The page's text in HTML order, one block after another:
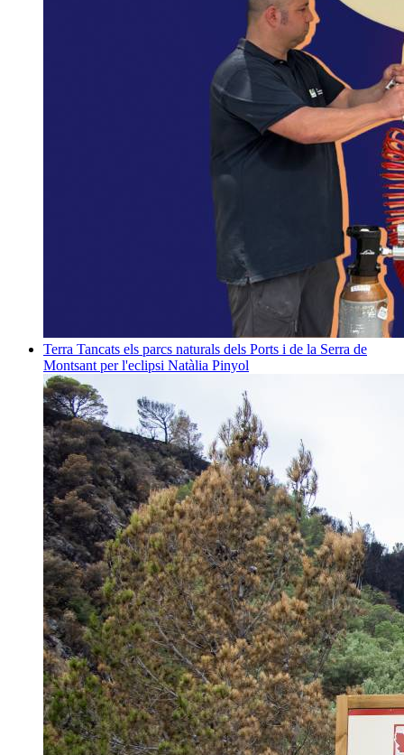
Terra Tancats els parcs naturals dels Ports i de la Serra de
Montsant per l'eclipsi Natàlia Pinyol